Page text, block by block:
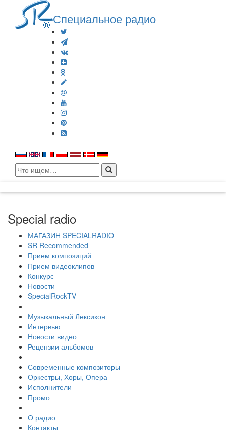
Специальное радио
Search
for:
Special radio
МАГАЗИН SPECIALRADIO
SR Recommended
Прием композиций
Прием видеоклипов
Конкурс
Новости
SpecialRockTV
Музыкальный Лексикон
Интервью
Новости видео
Рецензии альбомов
Современные композиторы
Оркестры, Хоры, Опера
Исполнители
Промо
О радио
Контакты